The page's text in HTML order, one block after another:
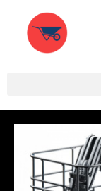
contenuto